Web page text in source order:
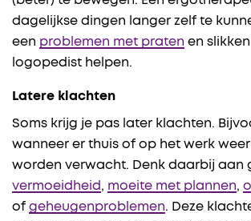
dagelijkse dingen langer zelf te
een problemen met praten en
logopedist helpen.
Latere klachten
Soms krijg je pas later klachten.
wanneer er thuis of op het werk
worden verwacht. Denk daarbij aan
vermoeidheid, moeite met plannen,
of geheugenproblemen. Deze